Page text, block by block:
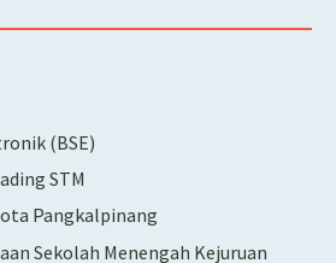
(BSE)
STM
Pangkalpinang
Sekolah Menengah Kejuruan